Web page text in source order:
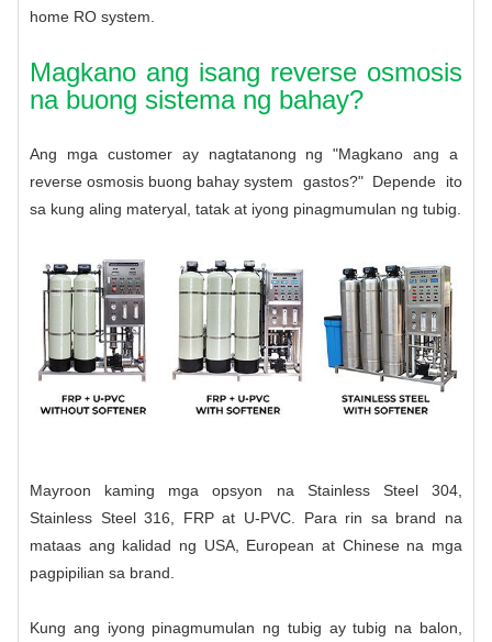
home RO system.
Magkano ang isang reverse osmosis
na buong sistema ng bahay?
Ang mga customer ay nagtatanong ng "Magkano ang a
reverse osmosis buong bahay system gastos?" Depende ito
sa kung aling materyal, tatak at iyong pinagmumulan ng tubig.
Mayroon kaming mga opsyon na Stainless Steel 304,
Stainless Steel 316, FRP at U-PVC. Para rin sa brand na
mataas ang kalidad ng USA, European at Chinese na mga
pagpipilian sa brand.
Kung ang iyong pinagmumulan ng tubig ay tubig na balon,